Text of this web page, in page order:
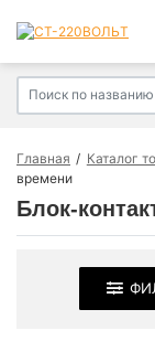
Главная Каталог
времени
Блок-